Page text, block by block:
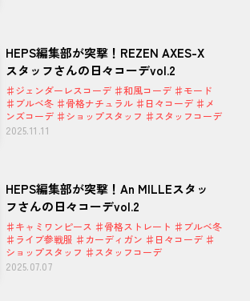
HEPS編集部が突撃！REZEN AXES-X
スタッフさんの日々コーデvol.2
♯ジェンダーレスコーデ ♯和風コーデ ♯モード
♯ブルベ冬 ♯骨格ナチュラル ♯日々コーデ ♯メ
ンズコーデ ♯ショップスタッフ ♯スタッフコーデ
2025.11.11
HEPS編集部が突撃！An MILLEスタッ
フさんの日々コーデvol.2
♯キャミワンピース ♯骨格ストレート ♯ブルベ冬
♯ライブ参戦服 ♯カーディガン ♯日々コーデ ♯
ショップスタッフ ♯スタッフコーデ
2025.07.07